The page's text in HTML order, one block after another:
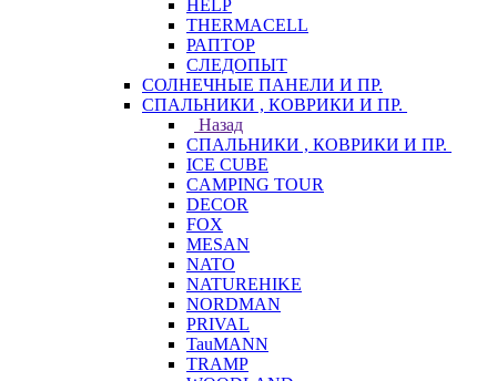
HELP
THERMACELL
РАПТОР
СЛЕДОПЫТ
СОЛНЕЧНЫЕ ПАНЕЛИ И ПР.
СПАЛЬНИКИ , КОВРИКИ И ПР.
Назад
СПАЛЬНИКИ , КОВРИКИ И ПР.
ICE CUBE
CAMPING TOUR
DECOR
FOX
MESAN
NATO
NATUREHIKE
NORDMAN
PRIVAL
TauMANN
TRAMP